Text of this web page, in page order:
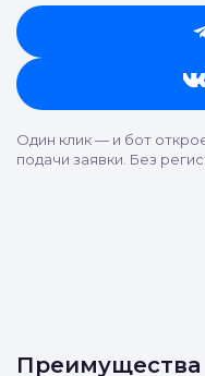
Один клик — и бот
подачи заявки. Без
Преимущества